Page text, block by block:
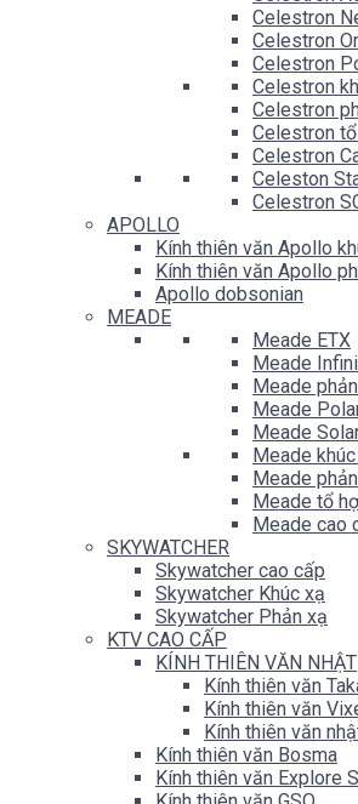
Celestron
Celestron
Celestron
Celestron
Celestron
Celestron
Celestron
Celeston
Celestron
APOLLO
Kính thiên văn Apollo
Kính thiên văn Apollo
Apollo dobsonian
MEADE
Meade ETX
Meade
Meade
Meade
Meade
Meade
Meade
Meade tổ
Meade cao
SKYWATCHER
Skywatcher cao cấp
Skywatcher Khúc xạ
Skywatcher Phản xạ
KTV CAO CẤP
KÍNH THIÊN VĂN NHẬT
Kính thiên văn
Kính thiên văn
Kính thiên văn
Kính thiên văn Bosma
Kính thiên văn Explore